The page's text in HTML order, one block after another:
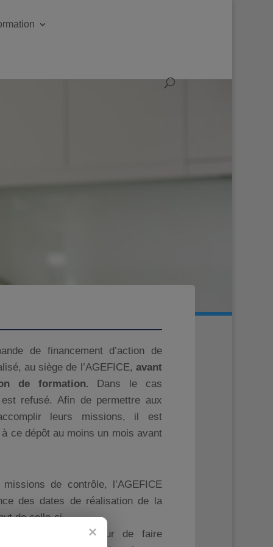
de financement d’action de
au siège de l’AGEFICE, avant
de formation. Dans le cas
refusé. Afin de permettre aux
leurs missions, il est
ce dépôt au moins un mois avant
de contrôle, l’AGEFICE
des dates de réalisation de la
de celle-ci.
du demandeur de faire